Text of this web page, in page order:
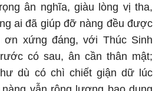
ân nghĩa, giàu lòng vị tha,
ai đã giúp đỡ nàng đều được
xứng đáng, với Thúc Sinh
có sau, ân cần thân mật;
dù có chì chiết giận dữ lúc